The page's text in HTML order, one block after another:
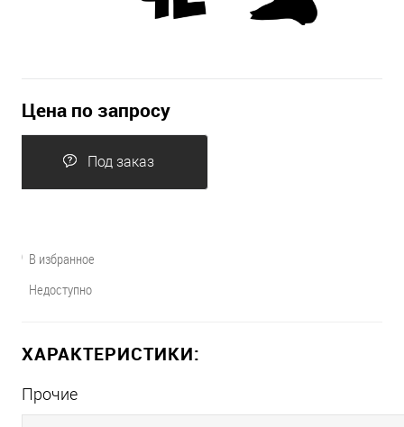
Цена по запросу
Под заказ
В избранное
Недоступно
ХАРАКТЕРИСТИКИ:
Прочие